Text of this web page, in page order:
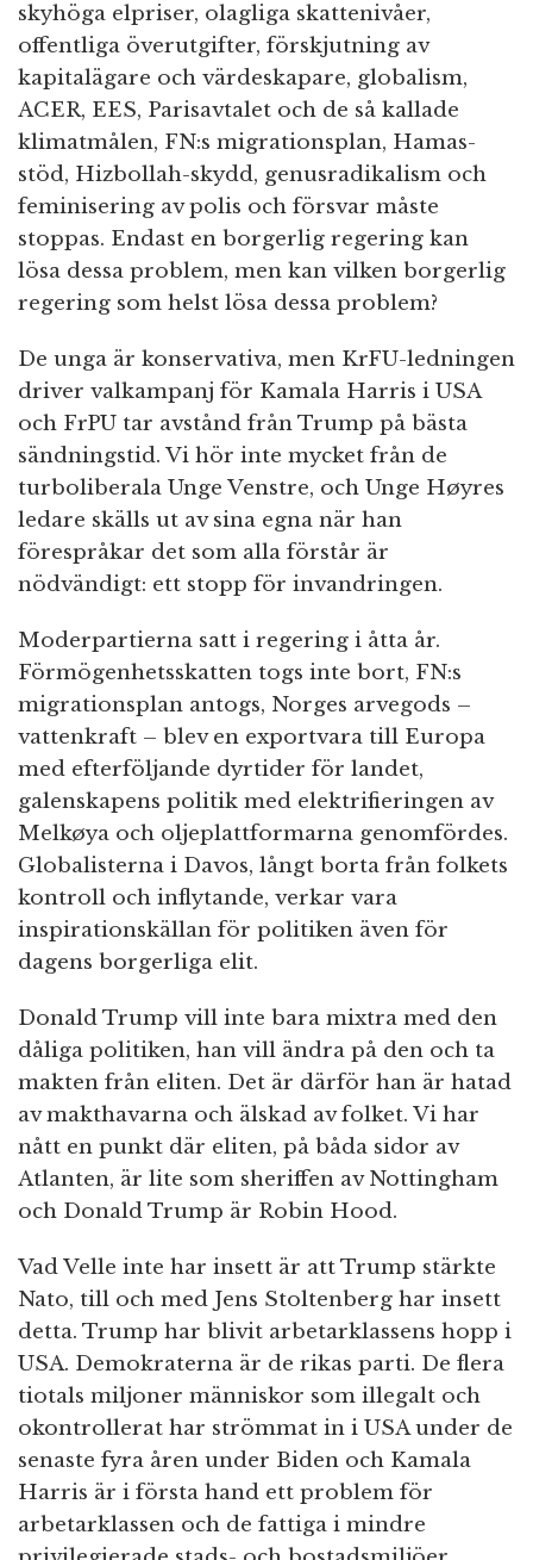
skyhöga elpriser, olagliga skattenivåer,
offentliga överutgifter, förskjutning av
kapitalägare och värdeskapare, globalism,
ACER, EES, Parisavtalet och de så kallade
klimatmålen, FN:s migrationsplan, Hamas-
stöd, Hizbollah-skydd, genusradikalism och
feminisering av polis och försvar måste
stoppas. Endast en borgerlig regering kan
lösa dessa problem, men kan vilken borgerlig
regering som helst lösa dessa problem?
De unga är konservativa, men KrFU-ledningen
driver valkampanj för Kamala Harris i USA
och FrPU tar avstånd från Trump på bästa
sändningstid. Vi hör inte mycket från de
turboliberala Unge Venstre, och Unge Høyres
ledare skälls ut av sina egna när han
förespråkar det som alla förstår är
nödvändigt: ett stopp för invandringen.
Moderpartierna satt i regering i åtta år.
Förmögenhetsskatten togs inte bort, FN:s
migrationsplan antogs, Norges arvegods –
vattenkraft – blev en exportvara till Europa
med efterföljande dyrtider för landet,
galenskapens politik med elektrifieringen av
Melkøya och oljeplattformarna genomfördes.
Globalisterna i Davos, långt borta från folkets
kontroll och inflytande, verkar vara
inspirationskällan för politiken även för
dagens borgerliga elit.
Donald Trump vill inte bara mixtra med den
dåliga politiken, han vill ändra på den och ta
makten från eliten. Det är därför han är hatad
av makthavarna och älskad av folket. Vi har
nått en punkt där eliten, på båda sidor av
Atlanten, är lite som sheriffen av Nottingham
och Donald Trump är Robin Hood.
Vad Velle inte har insett är att Trump stärkte
Nato, till och med Jens Stoltenberg har insett
detta. Trump har blivit arbetarklassens hopp i
USA. Demokraterna är de rikas parti. De flera
tiotals miljoner människor som illegalt och
okontrollerat har strömmat in i USA under de
senaste fyra åren under Biden och Kamala
Harris är i första hand ett problem för
arbetarklassen och de fattiga i mindre